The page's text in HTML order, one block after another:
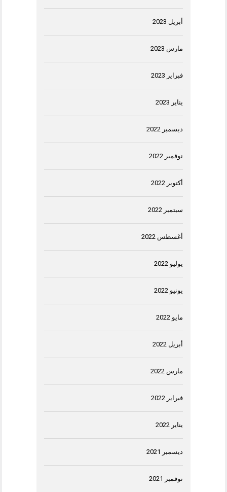
أبريل 2023
مارس 2023
فبراير 2023
يناير 2023
ديسمبر 2022
نوفمبر 2022
أكتوبر 2022
سبتمبر 2022
أغسطس 2022
يوليو 2022
يونيو 2022
مايو 2022
أبريل 2022
مارس 2022
فبراير 2022
يناير 2022
ديسمبر 2021
نوفمبر 2021